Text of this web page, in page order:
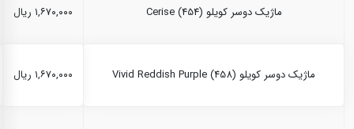
ماژیک دوسر کویلو Cerise (454) ۱,۶۷۰,۰۰۰ ریال
ماژیک دوسر کویلو Vivid Reddish Purple (458) ۱,۶۷۰,۰۰۰ ریال